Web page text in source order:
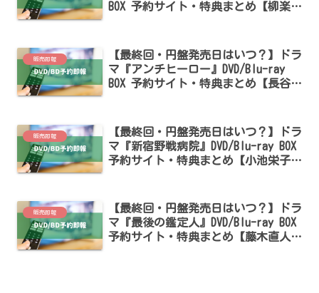
BOX 予約サイト・特典まとめ【柳楽優
販売即報
【最終回・円盤発売日はいつ？】ドラ
マ『アンチヒーロー』DVD/Blu-ray
BOX 予約サイト・特典まとめ【長谷川
販売即報
【最終回・円盤発売日はいつ？】ドラ
マ『新宿野戦病院』DVD/Blu-ray BOX
予約サイト・特典まとめ【小池栄子・
販売即報
【最終回・円盤発売日はいつ？】ドラ
マ『最後の鑑定人』DVD/Blu-ray BOX
予約サイト・特典まとめ【藤木直人・